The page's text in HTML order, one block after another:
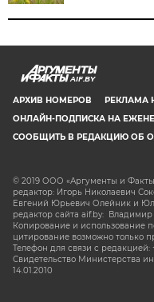
AIF.BY
АРХИВ НОМЕРОВ РЕКЛАМА
ОНЛАЙН-ПОДПИСКА НА
СООБЩИТЬ В РЕДАКЦИЮ ОБ
© 2019 ООО «Аргументы и
редактор: Игорь Николаевич
Евгений Юрьевич Олейник и
редактор сайта aif.by:
Копирование и использование
цитирование возможно только
Телефон для связи с редакцией:
Свидетельство Министерства
14.01.2010